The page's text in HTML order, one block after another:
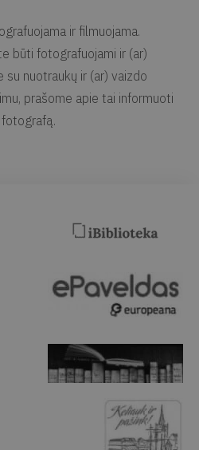
ir filmuojama.
būti fotografuojami ir (ar)
nuotraukų ir (ar) vaizdo
prašome apie tai informuoti